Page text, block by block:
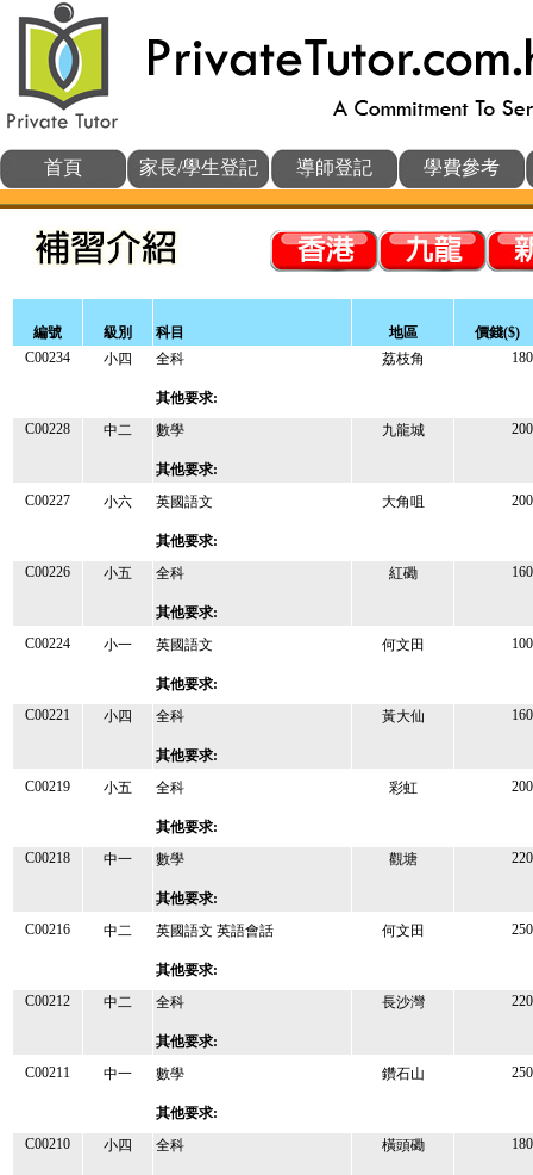
首頁 家長/學生登記 導師登記 學費參考
編號 級別 科目 地區
價錢($)
C00234
小四 全科
其他要求:
荔枝角 180
C00228 中二 數學
其他要求:
九龍城 200
C00227 小六 英國語文
其他要求:
大角咀 200
C00226 小五 全科
其他要求:
紅磡 160
C00224 小一 英國語文
其他要求:
何文田 100
C00221 小四 全科
其他要求:
黃大仙 160
C00219 小五 全科
其他要求:
彩虹 200
C00218 中一 數學
其他要求:
觀塘 220
C00216 中二 英國語文 英語會話
其他要求:
何文田 250
C00212 中二 全科
其他要求:
長沙灣 220
C00211 中一 數學
其他要求:
鑽石山 250
C00210 小四 全科 橫頭磡 180